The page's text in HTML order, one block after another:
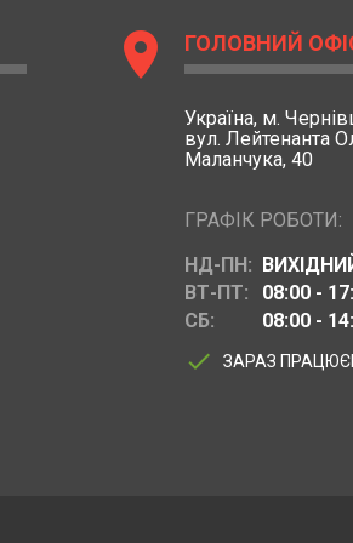
location_on ГОЛОВНИЙ
Україна, м.
вул. Лейтенанта
Маланчука, 40
ГРАФІК РОБОТИ:
НД-ПН:
ВТ-ПТ:
08:00 -
СБ:
08:00 -
done ЗАРАЗ